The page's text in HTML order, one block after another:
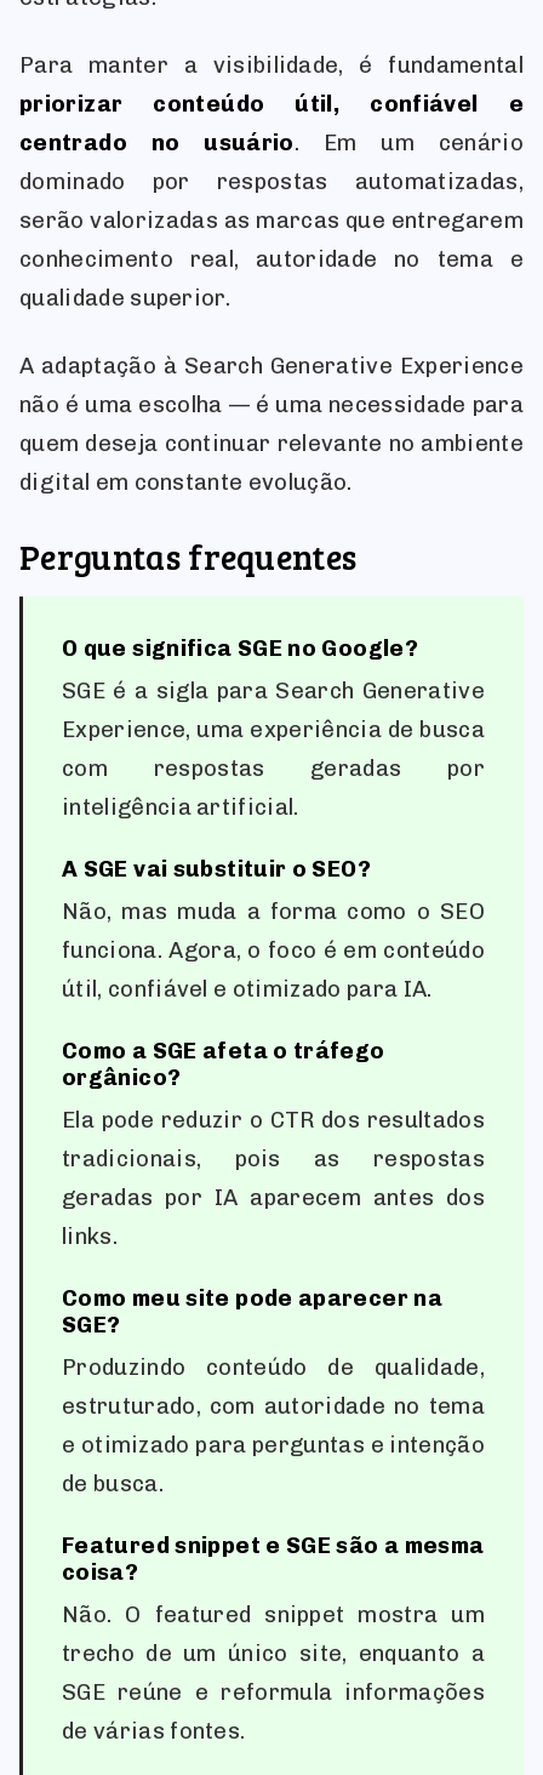
Para manter a visibilidade, é fundamental
priorizar conteúdo útil, confiável e
centrado no usuário. Em um cenário
dominado por respostas automatizadas,
serão valorizadas as marcas que entregarem
conhecimento real, autoridade no tema e
qualidade superior.
A adaptação à Search Generative Experience
não é uma escolha — é uma necessidade para
quem deseja continuar relevante no ambiente
digital em constante evolução.
Perguntas frequentes
O que significa SGE no Google?
SGE é a sigla para Search Generative
Experience, uma experiência de busca
com respostas geradas por
inteligência artificial.
A SGE vai substituir o SEO?
Não, mas muda a forma como o SEO
funciona. Agora, o foco é em conteúdo
útil, confiável e otimizado para IA.
Como a SGE afeta o tráfego
orgânico?
Ela pode reduzir o CTR dos resultados
tradicionais, pois as respostas
geradas por IA aparecem antes dos
links.
Como meu site pode aparecer na
SGE?
Produzindo conteúdo de qualidade,
estruturado, com autoridade no tema
e otimizado para perguntas e intenção
de busca.
Featured snippet e SGE são a mesma
coisa?
Não. O featured snippet mostra um
trecho de um único site, enquanto a
SGE reúne e reformula informações
de várias fontes.